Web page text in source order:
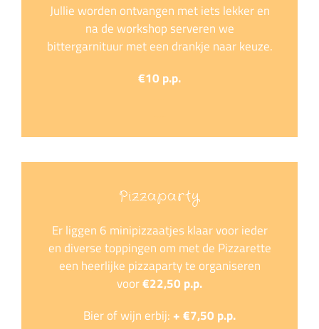
Jullie worden ontvangen met iets lekker en
na de workshop serveren we
bittergarnituur met een drankje naar keuze.
€10 p.p.
Pizzaparty
Er liggen 6 minipizzaatjes klaar voor ieder
en diverse toppingen om met de Pizzarette
een heerlijke pizzaparty te organiseren
voor€22,50 p.p.
Bier of wijn erbij: + €7,50 p.p.